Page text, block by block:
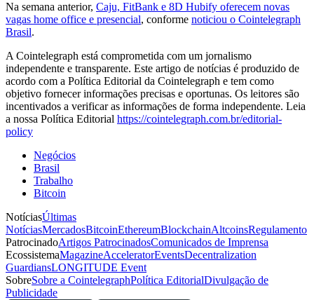
Na semana anterior, Caju, FitBank e 8D Hubify oferecem novas
vagas home office e presencial, conforme noticiou o Cointelegraph
Brasil.
A Cointelegraph está comprometida com um jornalismo
independente e transparente. Este artigo de notícias é produzido de
acordo com a Política Editorial da Cointelegraph e tem como
objetivo fornecer informações precisas e oportunas. Os leitores são
incentivados a verificar as informações de forma independente. Leia
a nossa Política Editorial https://cointelegraph.com.br/editorial-
policy
Negócios
Brasil
Trabalho
Bitcoin
NotíciasÚltimas
NotíciasMercadosBitcoinEthereumBlockchainAltcoinsRegulamento
PatrocinadoArtigos PatrocinadosComunicados de Imprensa
EcossistemaMagazineAcceleratorEventsDecentralization
GuardiansLONGITUDE Event
SobreSobre a CointelegraphPolítica EditorialDivulgação de
Publicidade